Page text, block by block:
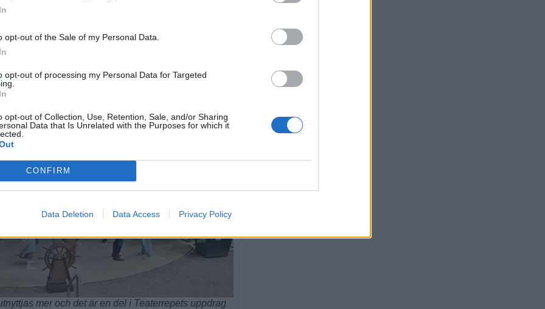
opt-out of the Sale of my Personal Data.
opt-out of processing my Personal Data for Targeted
opt-out of Collection, Use, Retention, Sale, and/or Sharing
Data that Is Unrelated with the Purposes for which it
CONFIRM
Data Deletion Data Access Privacy Policy
scenen används.
där. Den står ju bara där annars.
mer och det är en del i Teaterrepets uppdrag